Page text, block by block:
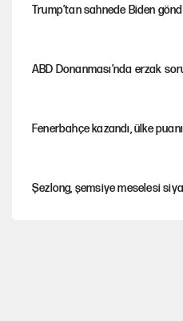
Trump’tan sahnede Biden
ABD Donanması’nda erzak
Fenerbahçe kazandı, ülke
Şezlong, şemsiye meselesi